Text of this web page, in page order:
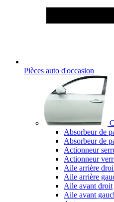
Pièces auto d'occasion
Absorbeur de
Absorbeur de
Actionneur
Actionneur
Aile arrière
Aile arrière
Aile avant droit
Aile avant